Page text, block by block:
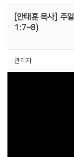
[안태훈 목사]
주
1:7~8)
관리자